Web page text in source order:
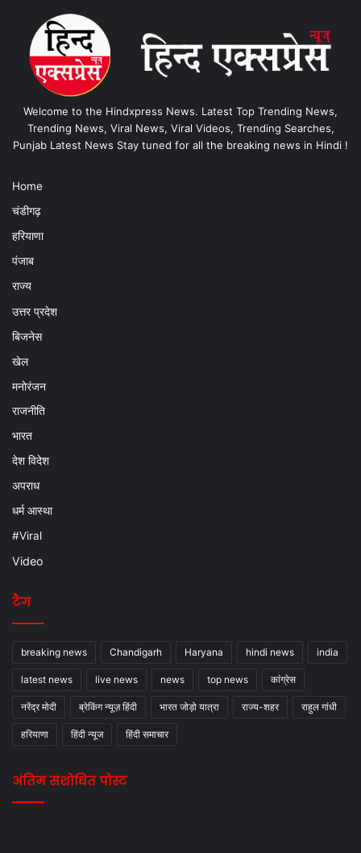
Welcome to the Hindxpress News. Latest Top Trending News,
Trending News, Viral News, Viral Videos, Trending Searches,
Punjab Latest News Stay tuned for all the breaking news in Hindi !
Home
चंडीगढ़
हरियाणा
पंजाब
राज्य
उत्तर प्रदेश
बिजनेस
खेल
मनोरंजन
राजनीति
भारत
देश विदेश
अपराध
धर्म आस्था
#Viral
Video
टैग
breaking news Chandigarh Haryana hindi news india
latest news live news news top news कांग्रेस
नरेंद्र मोदी ब्रेकिंग न्यूज़ हिंदी भारत जोड़ो यात्रा राज्य-शहर राहुल गांधी
हरियाणा हिंदी न्यूज हिंदी समाचार
अंतिम संशोधित पोस्ट